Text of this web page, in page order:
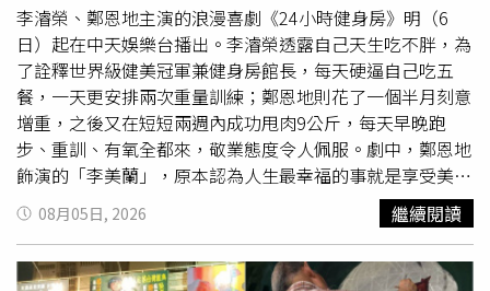
必須如實向未婚夫坦承所有債務細節，讓對方自行評估是否
繼續這段婚姻，同時也有不少人譴責原PO貸款進行高風險
短線操作的盲目行為。
李濬榮、鄭恩地主演的浪漫喜劇《24小時健身房》明（6
日）起在中天娛樂台播出。李濬榮透露自己天生吃不胖，為
了詮釋世界級健美冠軍兼健身房館長，每天硬逼自己吃五
餐，一天更安排兩次重量訓練；鄭恩地則花了一個半月刻意
增重，之後又在短短兩週內成功甩肉9公斤，每天早晚跑
步、重訓、有氧全都來，敬業態度令人佩服。劇中，鄭恩地
飾演的「李美蘭」，原本認為人生最幸福的事就是享受美食
與談戀愛，沒想到卻遭交往多年的男友狠甩，甚至還被對方
以「對她的身材沒有『性』趣」作為
理由，讓她深受打
擊，決定踏進健身房改變自己，也因此遇見李濬榮飾演的熱
血館長「都賢重」，逐漸碰撞出最甜蜜的「肌」情火花。除
08月05日, 2026 繼續閱讀